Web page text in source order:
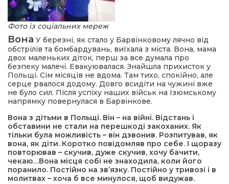
Фото із соціальних мереж
Вона У березні, як стало у Барвінковому лячно від
обстрілів та бомбардувань, виїхала з міста. Вона, мама
двох маленьких діток, перш за все думала про
безпеку малечі. Евакуювалася. Знайшла прихисток у
Польщі. Сім місяців не вдома. Там тихо, спокійно, але
серце рвалося додому. Довго всидіти на чужині вже
не було сил. Після успіху наших військ на Ізюмському
напрямку повернулася в Барвінкове.
Вона з дітьми в Польщі. Він – на війні. Відстань і
обставини не стали на перешкоді закоханих. Як
тільки була можливість – він дзвонив. Розпитував, як
вона, як діти. Коротко повідомляв про себе. І щоразу
повторював – скучив, дуже скучив, хочу бачити,
чекаю…Вона місця собі не знаходила, коли його
поранило. Постійно на зв’язку. Постійно у тривозі і в
молитвах – хоча б все минулося, щоб видужав.